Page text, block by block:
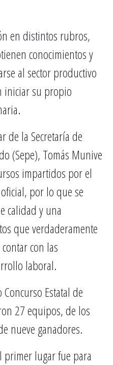
en distintos rubros,
conocimientos y
al sector productivo
iniciar su propio
de la Secretaría de
(Sepe), Tomás Munive
impartidos por el
por lo que se
calidad y una
que verdaderamente
con las
laboral.
Estatal de
27 equipos, de los
nueve ganadores.
primer lugar fue para